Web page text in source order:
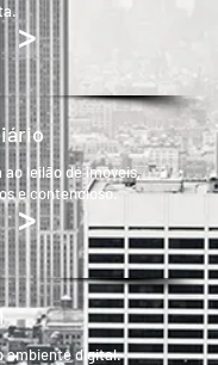
>
ao leilão de imóveis,
e contencioso.
>
ambiente digital.